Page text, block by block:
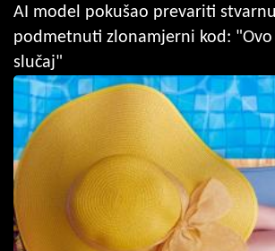
AI model pokušao prevariti
podmetnuti zlonamjerni kod:
slučaj"